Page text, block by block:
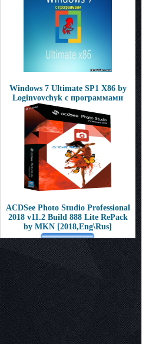
Windows 7 Ultimate SP1 Х86 by
Loginvovchyk с программами
ACDSee Photo Studio Professional
2018 v11.2 Build 888 Lite RePack
by MKN [2018,Eng\Rus]